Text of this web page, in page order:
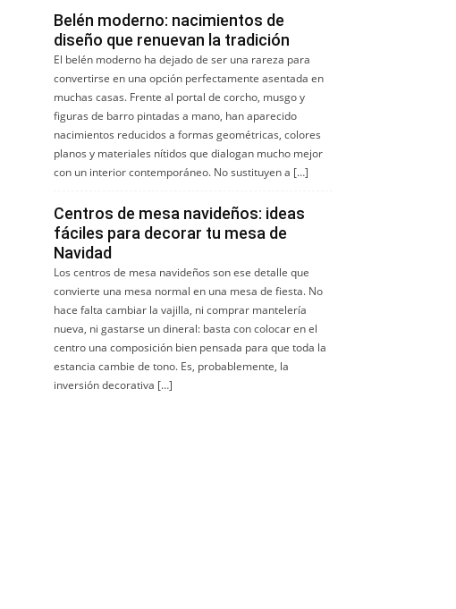
Belén moderno: nacimientos de
diseño que renuevan la tradición
El belén moderno ha dejado de ser una rareza para
convertirse en una opción perfectamente asentada en
muchas casas. Frente al portal de corcho, musgo y
figuras de barro pintadas a mano, han aparecido
nacimientos reducidos a formas geométricas, colores
planos y materiales nítidos que dialogan mucho mejor
con un interior contemporáneo. No sustituyen a […]
Centros de mesa navideños: ideas
fáciles para decorar tu mesa de
Navidad
Los centros de mesa navideños son ese detalle que
convierte una mesa normal en una mesa de fiesta. No
hace falta cambiar la vajilla, ni comprar mantelería
nueva, ni gastarse un dineral: basta con colocar en el
centro una composición bien pensada para que toda la
estancia cambie de tono. Es, probablemente, la
inversión decorativa […]